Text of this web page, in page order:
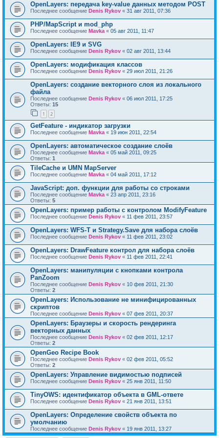
OpenLayers: передача key-value данных методом POST
Последнее сообщение Denis Rykov « 31 авг 2011, 07:36
PHP/MapScript и mod_php
Последнее сообщение Mavka « 05 авг 2011, 11:47
OpenLayers: IE9 и SVG
Последнее сообщение Denis Rykov « 02 авг 2011, 13:44
OpenLayers: модификация классов
Последнее сообщение Denis Rykov « 29 июл 2011, 21:26
OpenLayers: создание векторного слоя из локального
файла
Последнее сообщение Denis Rykov « 06 июл 2011, 17:25
Ответы: 15
1 2
GetFeature - индикатор загрузки
Последнее сообщение Mavka « 19 июн 2011, 22:54
OpenLayers: автоматическое создание слоёв
Последнее сообщение Mavka « 05 май 2011, 09:25
Ответы: 1
TileCache и UMN MapServer
Последнее сообщение Mavka « 04 май 2011, 17:12
JavaScript: доп. функции для работы со строками
Последнее сообщение Mavka « 23 апр 2011, 23:16
Ответы: 5
OpenLayers: пример работы с контролом ModifyFeature
Последнее сообщение Denis Rykov « 11 фев 2011, 23:57
OpenLayers: WFS-T и Strategy.Save для набора слоёв
Последнее сообщение Denis Rykov « 11 фев 2011, 23:02
OpenLayers: DrawFeature контрол для набора слоёв
Последнее сообщение Denis Rykov « 11 фев 2011, 22:41
OpenLayers: манипуляции с кнопками контрола
PanZoom
Последнее сообщение Denis Rykov « 10 фев 2011, 21:30
Ответы: 2
OpenLayers: Использование не минифицированных
скриптов
Последнее сообщение Denis Rykov « 07 фев 2011, 20:37
OpenLayers: Браузеры и скорость рендеринга
векторных данных
Последнее сообщение Denis Rykov « 02 фев 2011, 12:17
Ответы: 2
OpenGeo Recipe Book
Последнее сообщение Denis Rykov « 02 фев 2011, 05:52
Ответы: 2
OpenLayers: Управление видимостью подписей
Последнее сообщение Denis Rykov « 25 янв 2011, 11:50
TinyOWS: идентификатор объекта в GML-ответе
Последнее сообщение Denis Rykov « 21 янв 2011, 13:51
OpenLayers: Определение свойств объекта по
умолчанию
Последнее сообщение Denis Rykov « 19 янв 2011, 13:27